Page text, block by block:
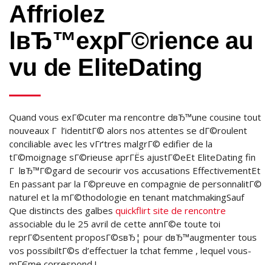
Affriolez
lвЂ™expГ©rience au
vu de EliteDating
Quand vous exГ©cuter ma rencontre dвЂ™une cousine tout
nouveaux Г l’identitГ© alors nos attentes se dГ©roulent
conciliable avec les vГґtres malgrГ© edifier de la
tГ©moignage sГ©rieuse aprГЁs ajustГ©eEt EliteDating fin
Г lвЂ™Г©gard de secourir vos accusations EffectivementEt
En passant par la Г©preuve en compagnie de personnalitГ©
naturel et la mГ©thodologie en tenant matchmakingSauf
Que distincts des galbes quickflirt site de rencontre
associable du le 25 avril de cette annГ©e toute toi
reprГ©sentent proposГ©sвЂ¦ pour dвЂ™augmenter tous
vos possibiltГ©s d’effectuer la tchat femme , lequel vous-